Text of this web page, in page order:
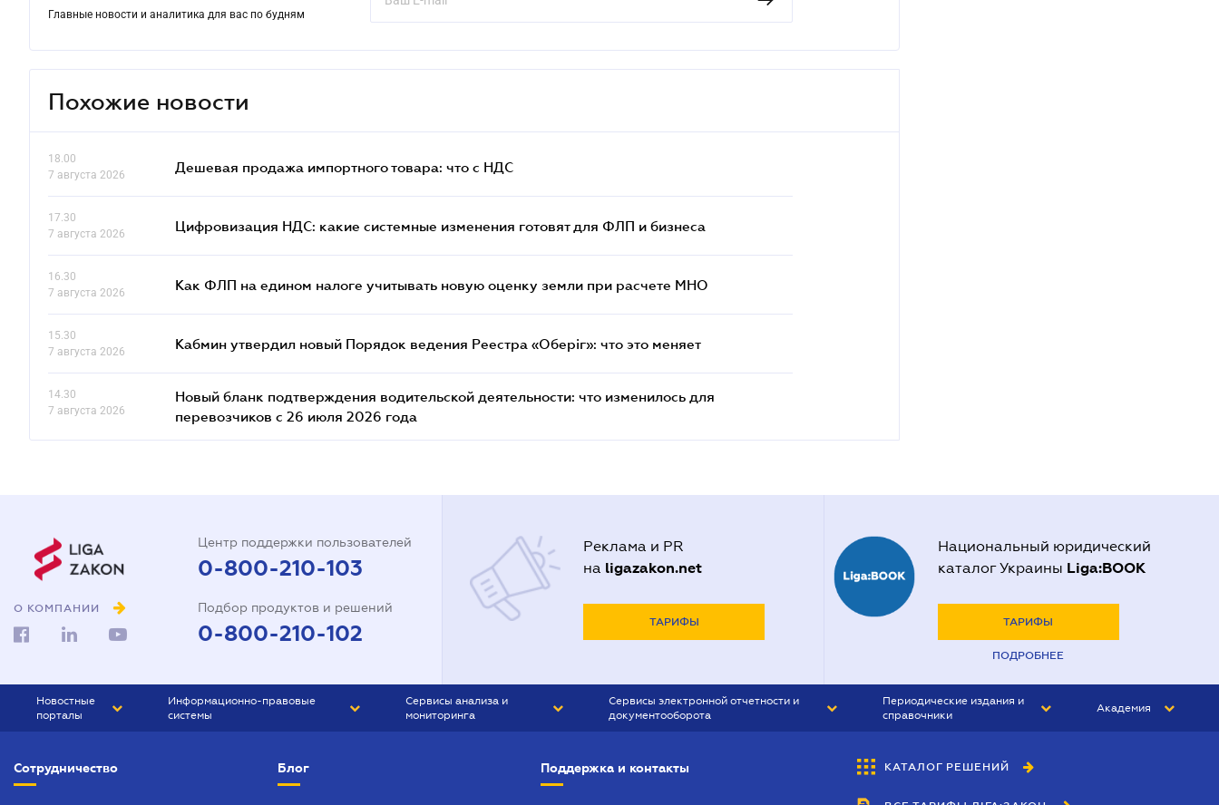
Главные новости и аналитика для вас по будням
Похожие новости
18.00
7 августа 2026
Дешевая продажа импортного товара: что c НДС
17.30
7 августа 2026
Цифровизация НДС: какие системные изменения готовят для ФЛП и бизнеса
16.30
7 августа 2026
Как ФЛП на едином налоге учитывать новую оценку земли при расчете МНО
15.30
7 августа 2026
Кабмин утвердил новый Порядок ведения Реестра «Оберіг»: что это меняет
14.30
7 августа 2026
Новый бланк подтверждения водительской деятельности: что изменилось для
перевозчиков с 26 июля 2026 года
О КОМПАНИИ
Центр поддержки пользователей
0-800-210-103
Подбор продуктов и решений
0-800-210-102
Реклама и PR
на ligazakon.net
ТАРИФЫ
Национальный юридический
каталог Украины Liga:BOOK
ТАРИФЫ
ПОДРОБНЕЕ
Новостные
порталы
БИЗНЕС
Информационно-правовые
системы
Сервисы анализа и
мониторинга
Сервисы электронной отчетности и
документооборота
Периодические издания и
справочники
БУХГАЛТЕР&ЗАКОН
Академия
Сотрудничество Блог Поддержка и контакты КАТАЛОГ РЕШЕНИЙ